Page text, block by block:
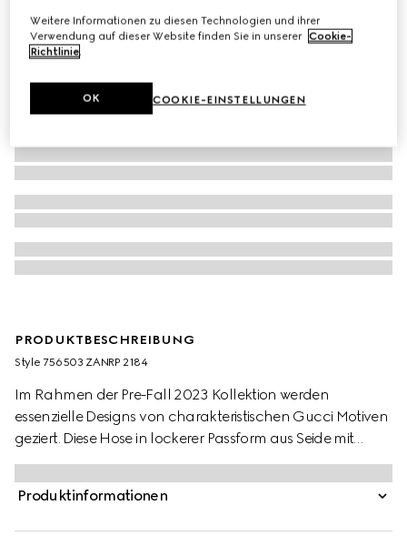
PRODUKTBESCHREIBUNG
Style ‎756503 ZANRP 2184
Im Rahmen der Pre-Fall 2023 Kollektion werden
essenzielle Designs von charakteristischen Gucci Motiven
geziert. Diese Hose in lockerer Passform aus Seide mit
GG Supreme-Print ist mit einer farblich abgestimmten
Paspelierung versehen und verbindet Stil mit Komfort.
Produktinformationen
Weitere Informationen zu diesen Technologien und ihrer
Verwendung auf dieser Website finden Sie in unserer Cookie-
Richtlinie.
COOKIE-EINSTELLUNGEN
OK